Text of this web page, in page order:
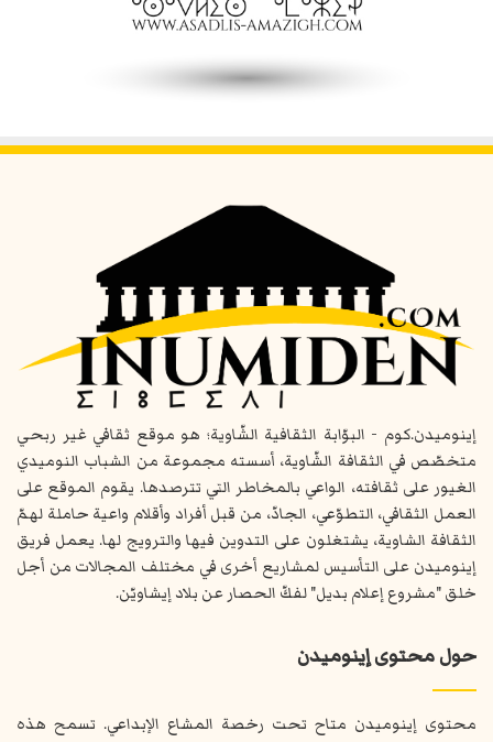
إينوميدن.كوم - البوّابة الثقافية الشّاوية؛ هو موقع ثقافي غير ربحي
متخصّص في الثقافة الشّاوية، أسسته مجموعة من الشباب النوميدي
الغيور على ثقافته، الواعي بالمخاطر التي تترصدها. يقوم الموقع على
العمل الثقافي، التطوّعي، الجادّ، من قبل أفراد وأقلام واعية حاملة لهمّ
الثقافة الشاوية، يشتغلون على التدوين فيها والترويج لها. يعمل فريق
إينوميدن على التأسيس لمشاريع أخرى في مختلف المجالات من أجل
خلق "مشروع إعلام بديل" لفكّ الحصار عن بلاد إيشاويّن.
حول محتوى إينوميدن
محتوى إينوميدن متاح تحت رخصة المشاع الإبداعي. تسمح هذه